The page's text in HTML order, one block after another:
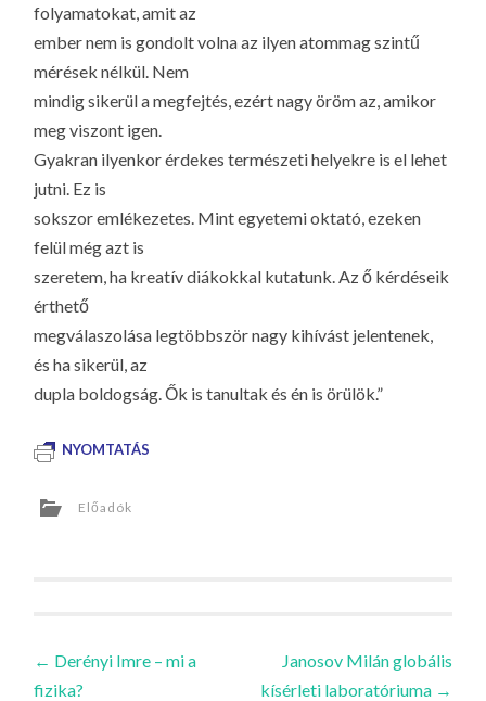
folyamatokat, amit az
ember nem is gondolt volna az ilyen atommag szintű
mérések nélkül. Nem
mindig sikerül a megfejtés, ezért nagy öröm az, amikor
meg viszont igen.
Gyakran ilyenkor érdekes természeti helyekre is el lehet
jutni. Ez is
sokszor emlékezetes. Mint egyetemi oktató, ezeken
felül még azt is
szeretem, ha kreatív diákokkal kutatunk. Az ő kérdéseik
érthető
megválaszolása legtöbbször nagy kihívást jelentenek,
és ha sikerül, az
dupla boldogság. Ők is tanultak és én is örülök.”
NYOMTATÁS
Előadók
Bejegyzések
← Derényi Imre – mi a
fizika?
Janosov Milán globális
kísérleti laboratóriuma →